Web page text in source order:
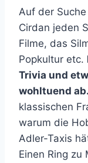
Auf der
Cirdan jeden
Filme, das
Popkultur etc.
Trivia und
wohltuend ab.
klassischen
warum die
Adler-Taxis
Einen Ring zu